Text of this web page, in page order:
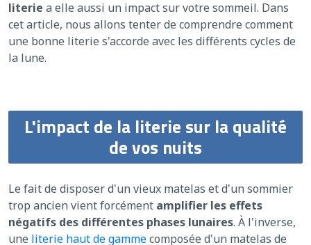
literie a elle aussi un impact sur votre sommeil. Dans
cet article, nous allons tenter de comprendre comment
une bonne literie s'accorde avec les différents cycles de
la lune.
L'impact de la literie sur la qualité
de vos nuits
Le fait de disposer d'un vieux matelas et d'un sommier
trop ancien vient forcément amplifier les effets
négatifs des différentes phases lunaires. À l'inverse,
une literie haut de gammecomposée d'un matelas de